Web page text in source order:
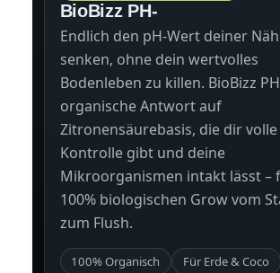
BioBizz PH-
Endlich den pH-Wert deiner
senken, ohne dein wertvolles
Bodenleben zu killen. BioBizz
organische Antwort auf
Zitronensäurebasis, die dir volle
Kontrolle gibt und deine
Mikroorganismen intakt lässt –
100% biologischen Grow vom
zum Flush.
100% Organisch
Für Erde & Coco